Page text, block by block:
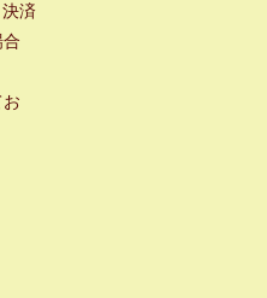
済